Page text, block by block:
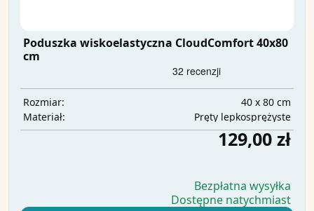
Poduszka wiskoelastyczna CloudComfort 40x80
cm
Rozmiar:
40 x 80 cm
Materiał:
Pręty lepkosprężyste
129,00 zł
Bezpłatna wysyłka
Dostępne natychmiast